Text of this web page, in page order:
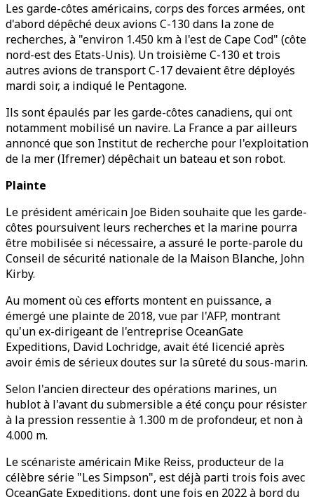
Les garde-côtes américains, corps des forces armées, ont
d'abord dépêché deux avions C-130 dans la zone de
recherches, à "environ 1.450 km à l'est de Cape Cod" (côte
nord-est des Etats-Unis). Un troisième C-130 et trois
autres avions de transport C-17 devaient être déployés
mardi soir, a indiqué le Pentagone.
Ils sont épaulés par les garde-côtes canadiens, qui ont
notamment mobilisé un navire. La France a par ailleurs
annoncé que son Institut de recherche pour l'exploitation
de la mer (Ifremer) dépêchait un bateau et son robot.
Plainte
Le président américain Joe Biden souhaite que les garde-
côtes poursuivent leurs recherches et la marine pourra
être mobilisée si nécessaire, a assuré le porte-parole du
Conseil de sécurité nationale de la Maison Blanche, John
Kirby.
Au moment où ces efforts montent en puissance, a
émergé une plainte de 2018, vue par l'AFP, montrant
qu'un ex-dirigeant de l'entreprise OceanGate
Expeditions, David Lochridge, avait été licencié après
avoir émis de sérieux doutes sur la sûreté du sous-marin.
Selon l'ancien directeur des opérations marines, un
hublot à l'avant du submersible a été conçu pour résister
à la pression ressentie à 1.300 m de profondeur, et non à
4.000 m.
Le scénariste américain Mike Reiss, producteur de la
célèbre série "Les Simpson", est déjà parti trois fois avec
OceanGate Expeditions, dont une fois en 2022 à bord du